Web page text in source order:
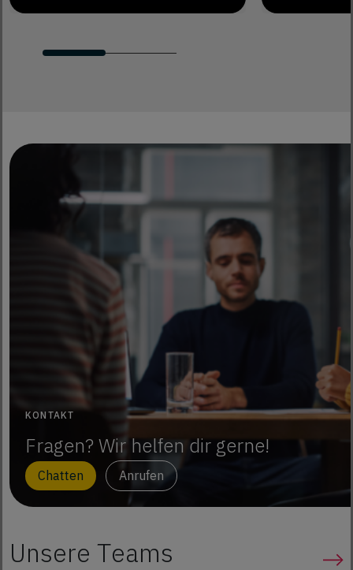
KONTAKT
Fragen? Wir helfen dir gerne!
Chatten Anrufen
Unsere Teams